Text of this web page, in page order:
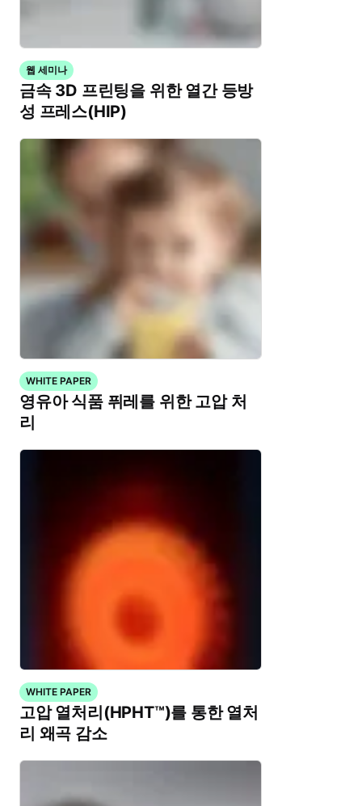
웹 세미나
금속 3D 프린팅을 위한 열간 등방
성 프레스(HIP)
WHITE PAPER
영유아 식품 퓌레를 위한 고압 처
리
WHITE PAPER
고압 열처리(HPHT™)를 통한 열처
리 왜곡 감소